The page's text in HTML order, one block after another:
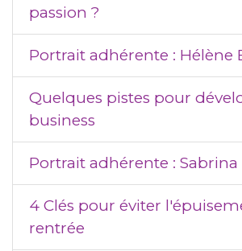
passion ?
Portrait adhérente : Hélène
Quelques pistes pour
business
Portrait adhérente :
4 Clés pour éviter
rentrée